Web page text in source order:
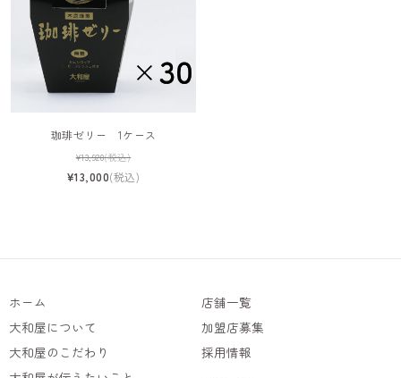
珈琲ゼリー 1ケース
¥13,920(税込)
¥13,000(税込)
ホーム
大和屋について
大和屋のこだわり
店舗一覧
加盟店募集
採用情報